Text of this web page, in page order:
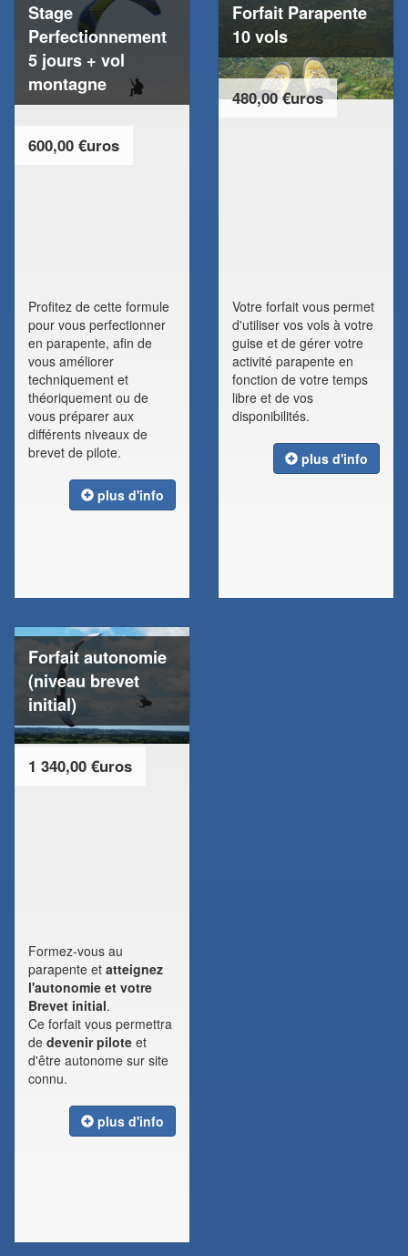
Stage
Perfectionnement
5 jours + vol
montagne
600,00 €uros
Profitez de cette formule
pour vous perfectionner
en parapente, afin de
vous améliorer
techniquement et
théoriquement ou de
vous préparer aux
différents niveaux de
brevet de pilote.
plus d'info
Forfait Parapente
10 vols
480,00 €uros
Votre forfait vous permet
d'utiliser vos vols à votre
guise et de gérer votre
activité parapente en
fonction de votre temps
libre et de vos
disponibilités.
plus d'info
Forfait autonomie
(niveau brevet
initial)
1 340,00 €uros
Formez-vous au
parapente et atteignez
l'autonomie et votre
Brevet initial.
Ce forfait vous permettra
de devenir pilote et
d'être autonome sur site
connu.
plus d'info